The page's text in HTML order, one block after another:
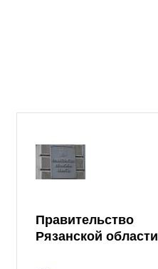
Правительство
Рязанской области